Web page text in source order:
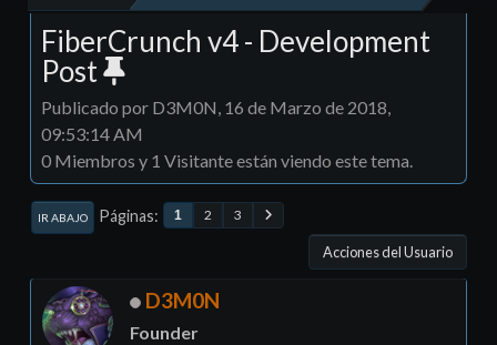
FiberCrunch v4 - Development
Post
Publicado por D3M0N, 16 de Marzo de 2018,
09:53:14 AM
0 Miembros y 1 Visitante están viendo este tema.
IR ABAJO Páginas 1 2 3
Acciones del Usuario
D3M0N
Founder